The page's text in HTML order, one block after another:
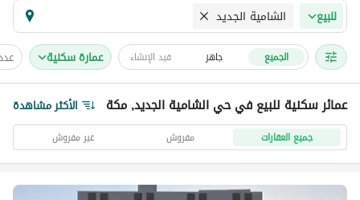
للبيع الشامية الجديد
الجميع جاهز قيد الإنشاء عمارة سكنية
عمائر سكنية للبيع في حي الشامية الجديد, مكة الأكثر مشاهدة
جميع العقارات مفروش غير مفروش